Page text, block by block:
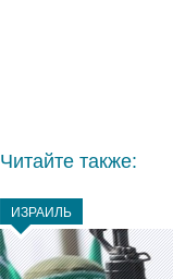
Читайте также:
ИЗРАИЛЬ